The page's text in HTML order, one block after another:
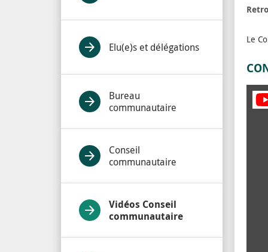
Elu(e)s et délégations
Bureau
communautaire
Conseil
communautaire
Vidéos Conseil
communautaire
Le